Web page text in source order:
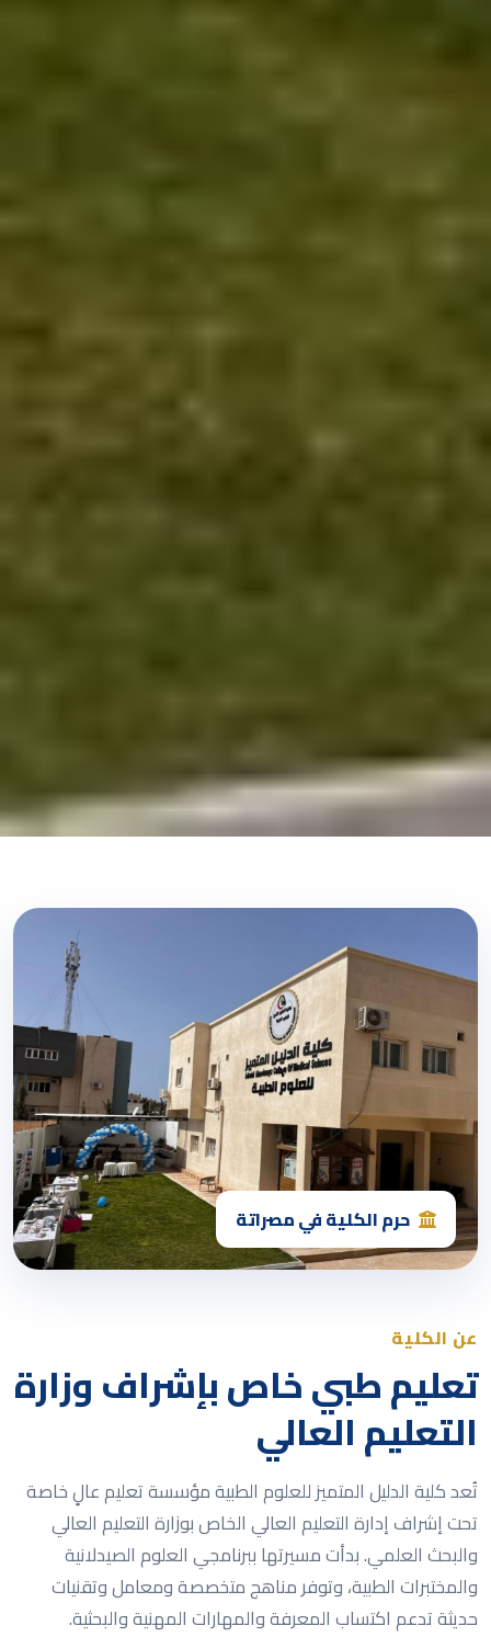
حرم الكلية في مصراتة
عن الكلية
تعليم طبي خاص بإشراف وزارة
التعليم العالي
تُعد كلية الدليل المتميز للعلوم الطبية مؤسسة تعليم عالٍ خاصة
تحت إشراف إدارة التعليم العالي الخاص بوزارة التعليم العالي
والبحث العلمي. بدأت مسيرتها ببرنامجي العلوم الصيدلانية
والمختبرات الطبية، وتوفر مناهج متخصصة ومعامل وتقنيات
حديثة تدعم اكتساب المعرفة والمهارات المهنية والبحثية.